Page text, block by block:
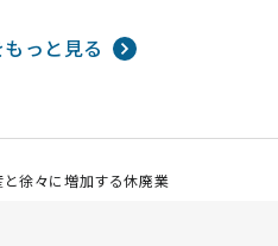
っと見る
徐々に増加する休廃業